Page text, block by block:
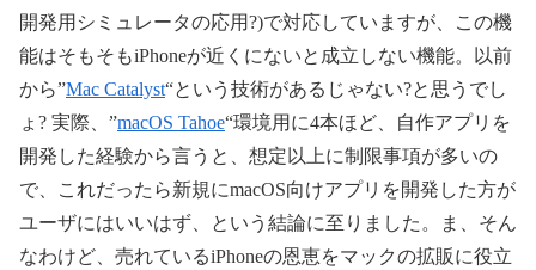
開発用シミュレータの応用?)で対応していますが、この機
能はそもそもiPhoneが近くにないと成立しない機能。以前
から”Mac Catalyst“という技術があるじゃない?と思うでし
ょ? 実際、”macOS Tahoe“環境用に4本ほど、自作アプリを
開発した経験から言うと、想定以上に制限事項が多いの
で、これだったら新規にmacOS向けアプリを開発した方が
ユーザにはいいはず、という結論に至りました。ま、そん
なわけど、売れているiPhoneの恩恵をマックの拡販に役立